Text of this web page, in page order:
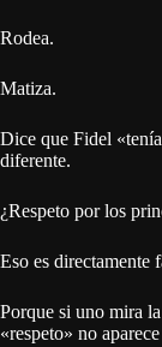
Rodea.
Matiza.
Dice que Fidel
diferente.
¿Respeto por los
Eso es directamente
Porque si uno mira
«respeto» no